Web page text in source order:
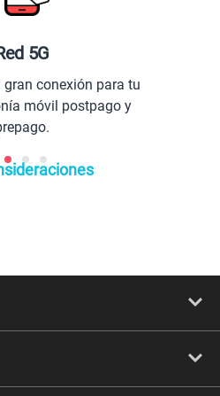
5G
conexión para tu
móvil postpago y